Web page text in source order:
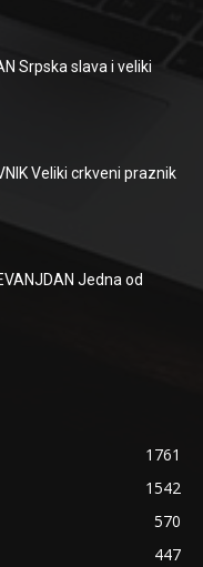
Srpska slava i veliki
Veliki crkveni praznik
Jedna od
1761
1542
570
447